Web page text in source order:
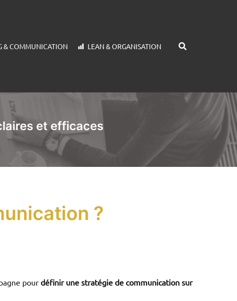
& COMMUNICATION LEAN & ORGANISATION
et efficaces
?
pour définir une stratégie de communication sur